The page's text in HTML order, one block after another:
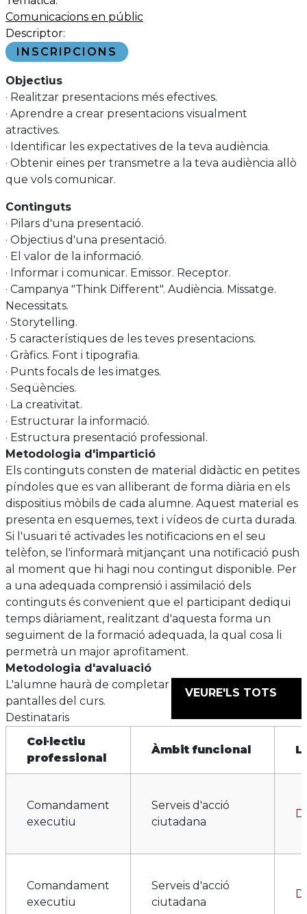
Comunicacions en públic
Descriptor:
INSCRIPCIONS
Objectius
· Realitzar presentacions més efectives.
· Aprendre a crear presentacions visualment
atractives.
· Identificar les expectatives de la teva audiència.
· Obtenir eines per transmetre a la teva audiència allò
que vols comunicar.
Continguts
· Pilars d'una presentació.
· Objectius d'una presentació.
· El valor de la informació.
· Informar i comunicar. Emissor. Receptor.
· Campanya "Think Different". Audiència. Missatge.
Necessitats.
· Storytelling.
· 5 característiques de les teves presentacions.
· Gràfics. Font i tipografia.
· Punts focals de les imatges.
· Seqüències.
· La creativitat.
· Estructurar la informació.
· Estructura presentació professional.
Metodologia d'impartició
Els continguts consten de material didàctic en petites
píndoles que es van alliberant de forma diària en els
dispositius mòbils de cada alumne. Aquest material es
presenta en esquemes, text i vídeos de curta durada.
Si l'usuari té activades les notificacions en el seu
telèfon, se l'informarà mitjançant una notificació push
al moment que hi hagi nou contingut disponible. Per
a una adequada comprensió i assimilació dels
continguts és convenient que el participant dediqui
temps diàriament, realitzant d'aquesta forma un
seguiment de la formació adequada, la qual cosa li
permetrà un major aprofitament.
Metodologia d'avaluació
L'alumne haurà de completar el 100% de les
pantalles del curs.
Destinataris
VEURE'LS TOTS
Col·lectiu
professional
Àmbit funcional
Comandament
executiu
Serveis d'acció
ciutadana
Comandament
executiu
Serveis d'acció
ciutadana